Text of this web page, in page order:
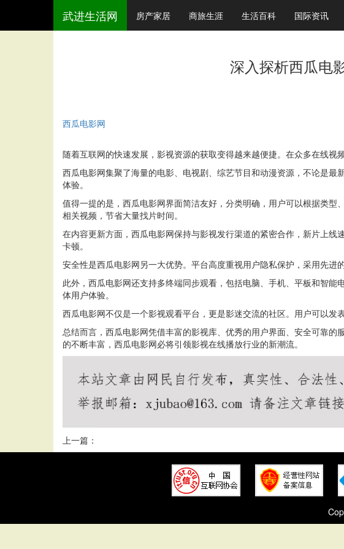
武进生活网 房产家居 商旅生涯 生活百科 国际资讯
深入探析西瓜电
西瓜电影网
随着互联网的快速发展，影视资源的获取变得越来越便捷。在众多在线视
西瓜电影网集聚了海量的电影、电视剧、综艺节目和动漫资源，不论是
体验。
值得一提的是，西瓜电影网界面简洁友好，分类明确，用户可以根据类
相关视频，节省大量找片时间。
在内容更新方面，西瓜电影网保持与影视发行渠道的紧密合作，新片上
卡顿。
安全性是西瓜电影网另一大优势。平台高度重视用户隐私保护，采用先进
此外，西瓜电影网还支持多终端同步观看，包括电脑、手机、平板和智
体用户体验。
西瓜电影网不仅是一个影视观看平台，更是影迷交流的社区。用户可以发
总结而言，西瓜电影网凭借丰富的影视库、优秀的用户界面、安全可靠
的不断丰富，西瓜电影网必将引领影视在线播放行业的新潮流。
上一篇：